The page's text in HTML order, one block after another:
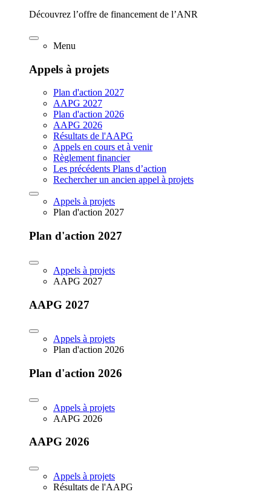
Découvrez l’offre de financement de l’ANR
Menu
Appels à projets
Plan d'action 2027
AAPG 2027
Plan d'action 2026
AAPG 2026
Résultats de l'AAPG
Appels en cours et à venir
Règlement financier
Les précédents Plans d’action
Rechercher un ancien appel à projets
Appels à projets
Plan d'action 2027
Plan d'action 2027
Appels à projets
AAPG 2027
AAPG 2027
Appels à projets
Plan d'action 2026
Plan d'action 2026
Appels à projets
AAPG 2026
AAPG 2026
Appels à projets
Résultats de l'AAPG